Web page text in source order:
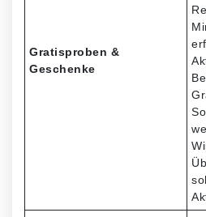
Gratisproben &
Geschenke